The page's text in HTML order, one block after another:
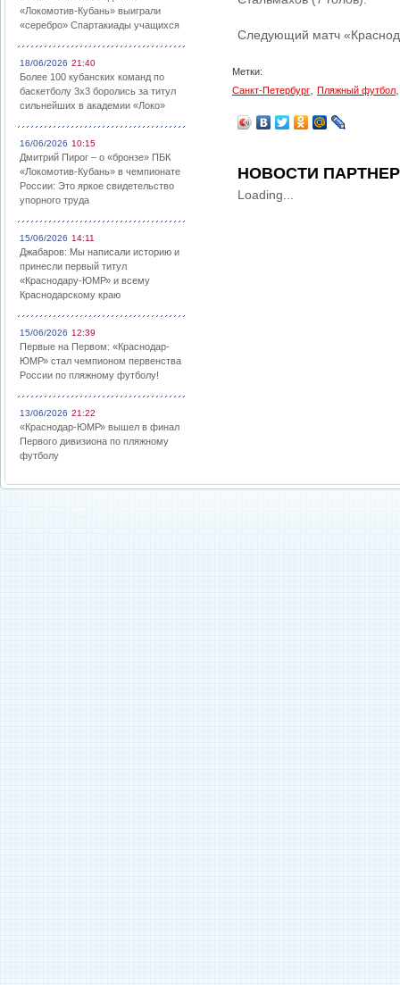
«Локомотив-Кубань» выиграли
«серебро» Спартакиады учащихся
18/06/2026 21:40
Более 100 кубанских команд по
баскетболу 3х3 боролись за титул
сильнейших в академии «Локо»
16/06/2026 10:15
Дмитрий Пирог – о «бронзе» ПБК
«Локомотив-Кубань» в чемпионате
России: Это яркое свидетельство
упорного труда
15/06/2026 14:11
Джабаров: Мы написали историю и
принесли первый титул
«Краснодару-ЮМР» и всему
Краснодарскому краю
15/06/2026 12:39
Первые на Первом: «Краснодар-
ЮМР» стал чемпионом первенства
России по пляжному футболу!
13/06/2026 21:22
«Краснодар-ЮМР» вышел в финал
Первого дивизиона по пляжному
футболу
Следующий матч
Метки:
Санкт-Петербург
Пляжный футбол
НОВОСТИ
Loading...